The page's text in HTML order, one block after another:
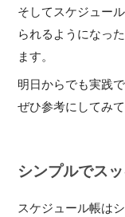
そしてスケジュー
られるようになっ
ます。
明日からでも実践
ぜひ参考にしてみて
シンプルでス
スケジュール帳は